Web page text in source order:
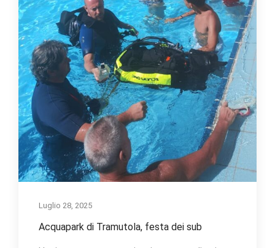
Luglio 28, 2025
Acquapark di Tramutola, festa dei sub